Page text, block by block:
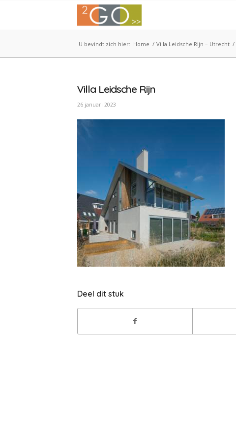
U bevindt zich hier: Home / Villa Leidsche Rijn – Utrecht /
Villa Leidsche Rijn
26 januari 2023
Deel dit stuk